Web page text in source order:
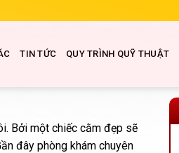
TIN TỨC QUY TRÌNH QUỸ THUẬT
Bởi một chiếc cằm đẹp sẽ
đây phòng khám chuyên